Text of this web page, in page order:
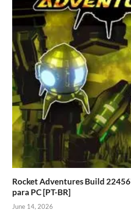
Rocket Adventures Build
para PC [PT-BR]
June 14, 2026